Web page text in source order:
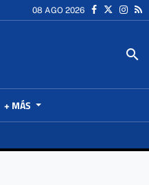
08 AGO 2026
search
+ MÁS